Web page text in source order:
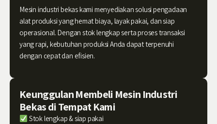
Mesin industri bekas kami menyediakan solusi pengadaan
alat produksi yang hemat biaya, layak pakai, dan siap
operasional. Dengan stok lengkap serta proses transaksi
yang rapi, kebutuhan produksi Anda dapat terpenuhi
dengan cepat dan efisien.
Keunggulan Membeli Mesin Industri
Bekas di Tempat Kami
Stok lengkap & siap pakai